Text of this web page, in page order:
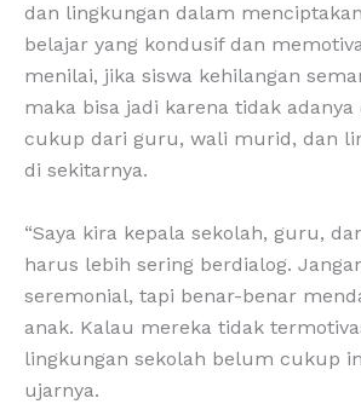
dan lingkungan dalam
belajar yang kondusif dan
menilai, jika siswa kehilangan
maka bisa jadi karena tidak
cukup dari guru, wali murid, dan
di sekitarnya.
“Saya kira kepala sekolah, guru,
harus lebih sering berdialog.
seremonial, tapi benar-benar
anak. Kalau mereka tidak
lingkungan sekolah belum cukup
ujarnya.